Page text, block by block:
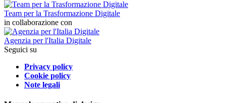
Team per la Trasformazione Digitale
in collaborazione con
Agenzia per l'Italia Digitale
Seguici su
Privacy policy
Cookie policy
Note legali